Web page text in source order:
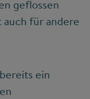
geflossen
auch für andere
ein